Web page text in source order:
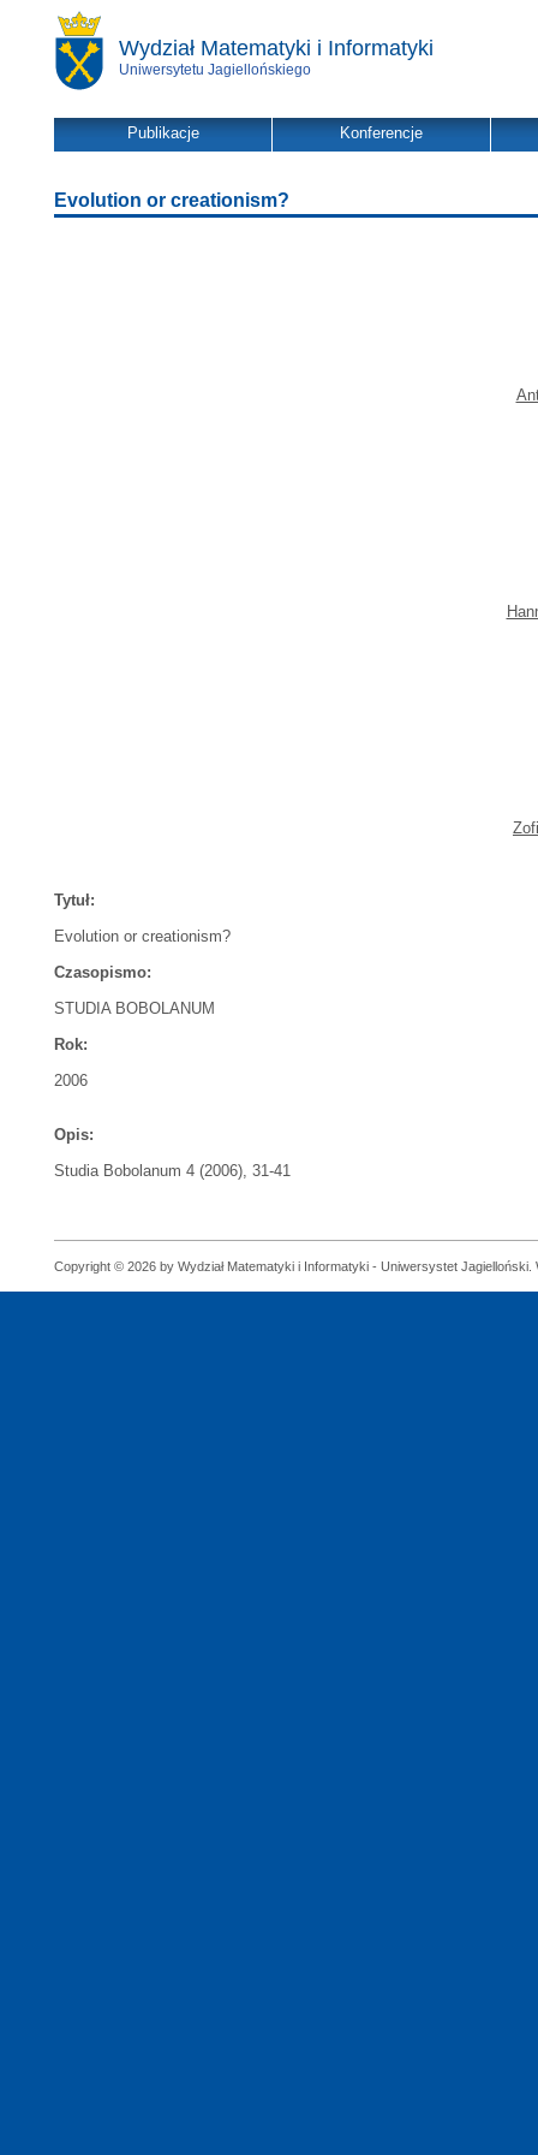
Wydział Matematyki i Informatyki
Uniwersytetu Jagiellońskiego
Publikacje Konferencje
Evolution or creationism?
Tytuł:
Evolution or creationism?
Czasopismo:
STUDIA BOBOLANUM
Rok:
2006
Opis:
Studia Bobolanum 4 (2006), 31-41
Copyright © 2026 by Wydział Matematyki i Informatyki - Uniwersystet